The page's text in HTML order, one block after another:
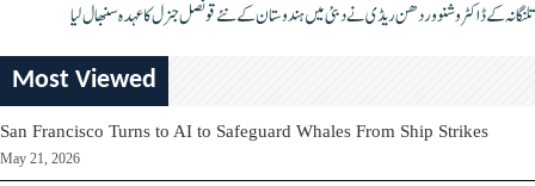
تلنگانہ کے ڈاکٹر وشنو وردھن ریڈی نے دبئی میں ہندوستان کے نئے قونصل جنرل کا عہدہ سنبھال لیا
Most Viewed
San Francisco Turns to AI to Safeguard Whales From Ship Strikes
May 21, 2026